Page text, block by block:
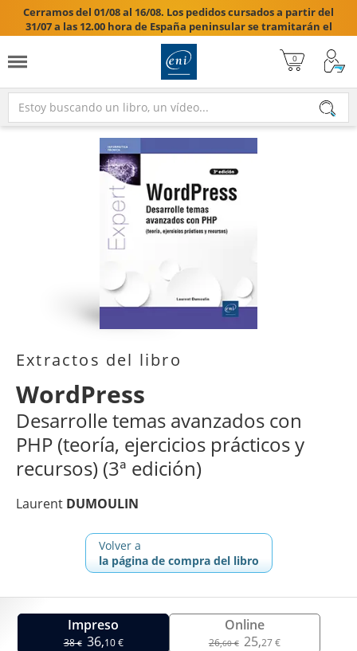
Cerramos del 01/08 al 16/08. Los pedidos cursados a partir del
31/07 a las 12.00 hora de España peninsular se tramitarán el
17/08/2026.

Extractos del libro
WordPress
Desarrolle temas avanzados con
PHP (teoría, ejercicios prácticos y
recursos) (3ª edición)
Laurent DUMOULIN
Volver a
la página de compra del libro
Impreso
38€ 36,10 €
Online
26,60 € 25,27 €